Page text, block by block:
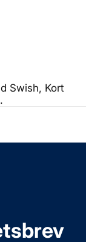
Swish, Kort